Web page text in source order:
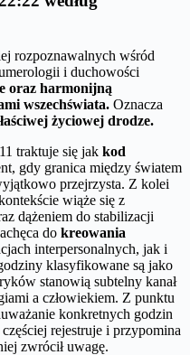
rozpoznawalnych wśród
i duchowości
oraz harmonijną
wszechświata. Oznacza
życiowej drodze.
traktuje się jak kod
gdy granica między światem
przejrzysta. Z kolei
wiąże się z
dążeniem do stabilizacji
do kreowania
interpersonalnych, jak i
klasyfikowane są jako
stanowią subtelny kanał
a człowiekiem. Z punktu
konkretnych godzin
rejestruje i przypomina
zwrócił uwagę.